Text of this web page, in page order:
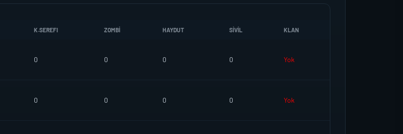
K.SEREFI ZOMBI HAYDUT SIVIL KLAN
0 0 0 0 Yok
0 0 0 0 Yok